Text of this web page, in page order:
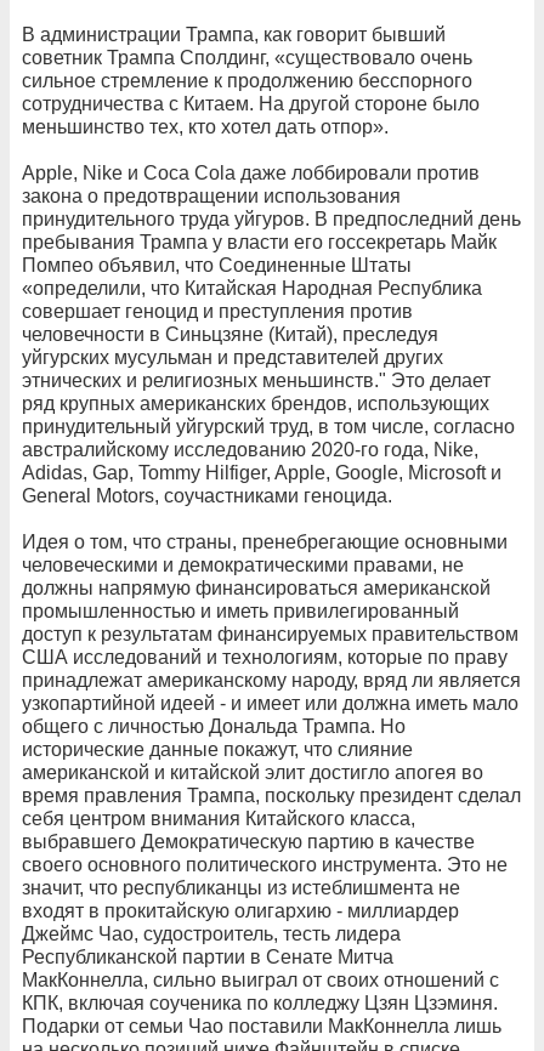
В администрации Трампа, как говорит бывший
советник Трампа Сполдинг, «существовало очень
сильное стремление к продолжению бесспорного
сотрудничества с Китаем. На другой стороне было
меньшинство тех, кто хотел дать отпор».
Apple, Nike и Coca Cola даже лоббировали против
закона о предотвращении использования
принудительного труда уйгуров. В предпоследний день
пребывания Трампа у власти его госсекретарь Майк
Помпео объявил, что Соединенные Штаты
«определили, что Китайская Народная Республика
совершает геноцид и преступления против
человечности в Синьцзяне (Китай), преследуя
уйгурских мусульман и представителей других
этнических и религиозных меньшинств." Это делает
ряд крупных американских брендов, использующих
принудительный уйгурский труд, в том числе, согласно
австралийскому исследованию 2020-го года, Nike,
Adidas, Gap, Tommy Hilfiger, Apple, Google, Microsoft и
General Motors, соучастниками геноцида.
Идея о том, что страны, пренебрегающие основными
человеческими и демократическими правами, не
должны напрямую финансироваться американской
промышленностью и иметь привилегированный
доступ к результатам финансируемых правительством
США исследований и технологиям, которые по праву
принадлежат американскому народу, вряд ли является
узкопартийной идеей - и имеет или должна иметь мало
общего с личностью Дональда Трампа. Но
исторические данные покажут, что слияние
американской и китайской элит достигло апогея во
время правления Трампа, поскольку президент сделал
себя центром внимания Китайского класса,
выбравшего Демократическую партию в качестве
своего основного политического инструмента. Это не
значит, что республиканцы из истеблишмента не
входят в прокитайскую олигархию - миллиардер
Джеймс Чао, судостроитель, тесть лидера
Республиканской партии в Сенате Митча
МакКоннелла, сильно выиграл от своих отношений с
КПК, включая соученика по колледжу Цзян Цзэминя.
Подарки от семьи Чао поставили МакКоннелла лишь